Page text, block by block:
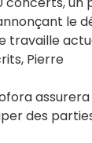
le
travaille
Pierre
des